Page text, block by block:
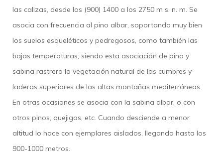
las calizas, desde los (900) 1400 a los 2750 m s. n. m. Se
asocia con frecuencia al pino albar, soportando muy bien
los suelos esqueléticos y pedregosos, como también las
bajas temperaturas; siendo esta asociación de pino y
sabina rastrera la vegetación natural de las cumbres y
laderas superiores de las altas montañas mediterráneas.
En otras ocasiones se asocia con la sabina albar, o con
otros pinos, quejigos, etc. Cuando desciende a menor
altitud lo hace con ejemplares aislados, llegando hasta los
900-1000 metros.